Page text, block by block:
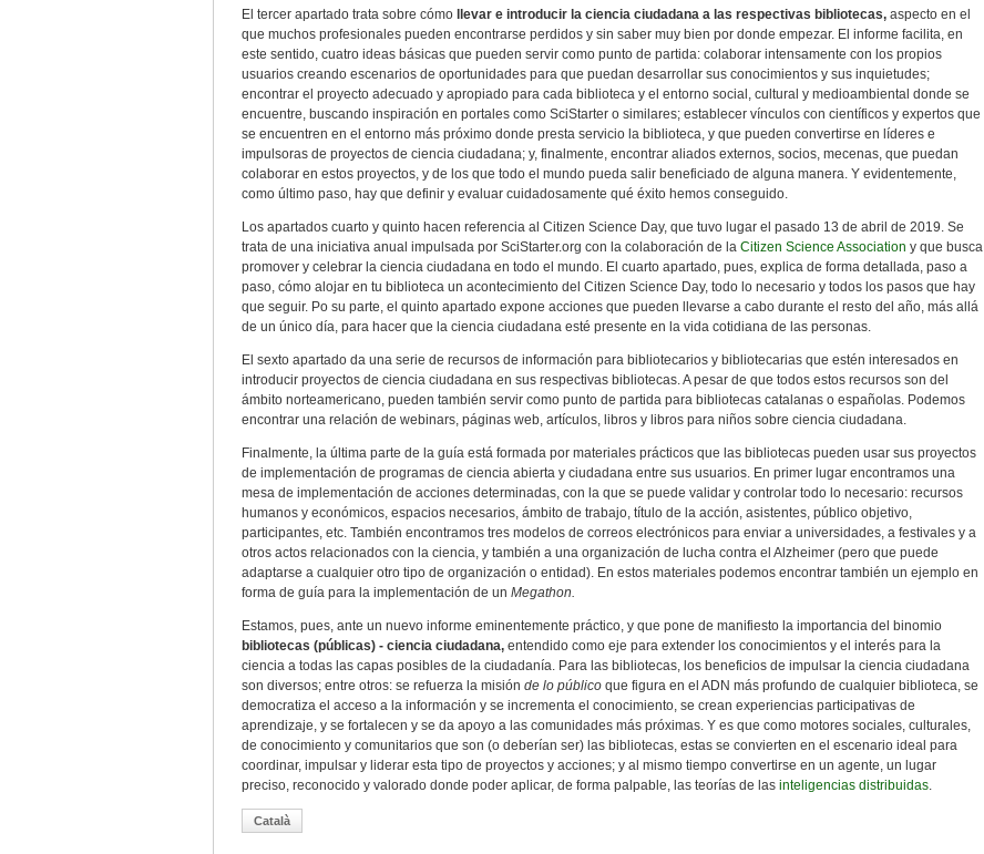
El tercer apartado trata sobre cómo llevar e introducir la ciencia ciudadana a las respectivas bibliotecas, aspecto en el
que muchos profesionales pueden encontrarse perdidos y sin saber muy bien por donde empezar. El informe facilita, en
este sentido, cuatro ideas básicas que pueden servir como punto de partida: colaborar intensamente con los propios
usuarios creando escenarios de oportunidades para que puedan desarrollar sus conocimientos y sus inquietudes;
encontrar el proyecto adecuado y apropiado para cada biblioteca y el entorno social, cultural y medioambiental donde se
encuentre, buscando inspiración en portales como SciStarter o similares; establecer vínculos con científicos y expertos que
se encuentren en el entorno más próximo donde presta servicio la biblioteca, y que pueden convertirse en líderes e
impulsoras de proyectos de ciencia ciudadana; y, finalmente, encontrar aliados externos, socios, mecenas, que puedan
colaborar en estos proyectos, y de los que todo el mundo pueda salir beneficiado de alguna manera. Y evidentemente,
como último paso, hay que definir y evaluar cuidadosamente qué éxito hemos conseguido.
Los apartados cuarto y quinto hacen referencia al Citizen Science Day, que tuvo lugar el pasado 13 de abril de 2019. Se
trata de una iniciativa anual impulsada por SciStarter.org con la colaboración de la Citizen Science Association y que busca
promover y celebrar la ciencia ciudadana en todo el mundo. El cuarto apartado, pues, explica de forma detallada, paso a
paso, cómo alojar en tu biblioteca un acontecimiento del Citizen Science Day, todo lo necesario y todos los pasos que hay
que seguir. Po su parte, el quinto apartado expone acciones que pueden llevarse a cabo durante el resto del año, más allá
de un único día, para hacer que la ciencia ciudadana esté presente en la vida cotidiana de las personas.
El sexto apartado da una serie de recursos de información para bibliotecarios y bibliotecarias que estén interesados en
introducir proyectos de ciencia ciudadana en sus respectivas bibliotecas. A pesar de que todos estos recursos son del
ámbito norteamericano, pueden también servir como punto de partida para bibliotecas catalanas o españolas. Podemos
encontrar una relación de webinars, páginas web, artículos, libros y libros para niños sobre ciencia ciudadana.
Finalmente, la última parte de la guía está formada por materiales prácticos que las bibliotecas pueden usar sus proyectos
de implementación de programas de ciencia abierta y ciudadana entre sus usuarios. En primer lugar encontramos una
mesa de implementación de acciones determinadas, con la que se puede validar y controlar todo lo necesario: recursos
humanos y económicos, espacios necesarios, ámbito de trabajo, título de la acción, asistentes, público objetivo,
participantes, etc. También encontramos tres modelos de correos electrónicos para enviar a universidades, a festivales y a
otros actos relacionados con la ciencia, y también a una organización de lucha contra el Alzheimer (pero que puede
adaptarse a cualquier otro tipo de organización o entidad). En estos materiales podemos encontrar también un ejemplo en
forma de guía para la implementación de un Megathon.
Estamos, pues, ante un nuevo informe eminentemente práctico, y que pone de manifiesto la importancia del binomio
bibliotecas (públicas) - ciencia ciudadana, entendido como eje para extender los conocimientos y el interés para la
ciencia a todas las capas posibles de la ciudadanía. Para las bibliotecas, los beneficios de impulsar la ciencia ciudadana
son diversos; entre otros: se refuerza la misión de lo público que figura en el ADN más profundo de cualquier biblioteca, se
democratiza el acceso a la información y se incrementa el conocimiento, se crean experiencias participativas de
aprendizaje, y se fortalecen y se da apoyo a las comunidades más próximas. Y es que como motores sociales, culturales,
de conocimiento y comunitarios que son (o deberían ser) las bibliotecas, estas se convierten en el escenario ideal para
coordinar, impulsar y liderar esta tipo de proyectos y acciones; y al mismo tiempo convertirse en un agente, un lugar
preciso, reconocido y valorado donde poder aplicar, de forma palpable, las teorías de las inteligencias distribuidas.
Català